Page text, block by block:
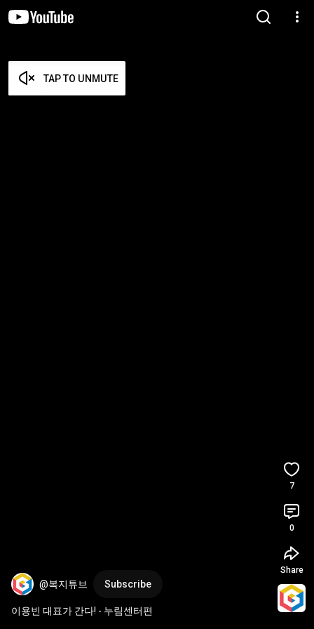
TAP TO UNMUTE
@복지튜브 Subscribe
이용빈 대표가 간다! - 누림센터편
7
0
Share